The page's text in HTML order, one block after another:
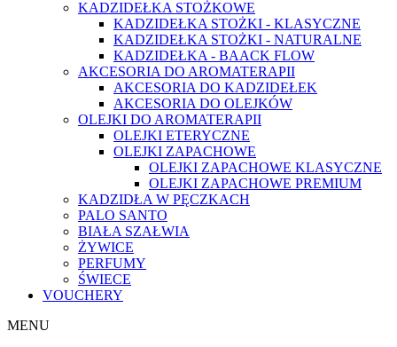
KADZIDEŁKA STOŻKOWE
KADZIDEŁKA STOŻKI - KLASYCZNE
KADZIDEŁKA STOŻKI - NATURALNE
KADZIDEŁKA - BAACK FLOW
AKCESORIA DO AROMATERAPII
AKCESORIA DO KADZIDEŁEK
AKCESORIA DO OLEJKÓW
OLEJKI DO AROMATERAPII
OLEJKI ETERYCZNE
OLEJKI ZAPACHOWE
OLEJKI ZAPACHOWE KLASYCZNE
OLEJKI ZAPACHOWE PREMIUM
KADZIDŁA W PĘCZKACH
PALO SANTO
BIAŁA SZAŁWIA
ŻYWICE
PERFUMY
ŚWIECE
VOUCHERY
MENU